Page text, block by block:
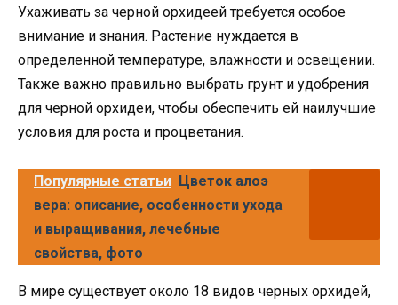
Ухаживать за черной орхидеей требуется особое
внимание и знания. Растение нуждается в
определенной температуре, влажности и освещении.
Также важно правильно выбрать грунт и удобрения
для черной орхидеи, чтобы обеспечить ей наилучшие
условия для роста и процветания.
Популярные статьи Цветок алоэ
вера: описание, особенности ухода
и выращивания, лечебные
свойства, фото
В мире существует около 18 видов черных орхидей,